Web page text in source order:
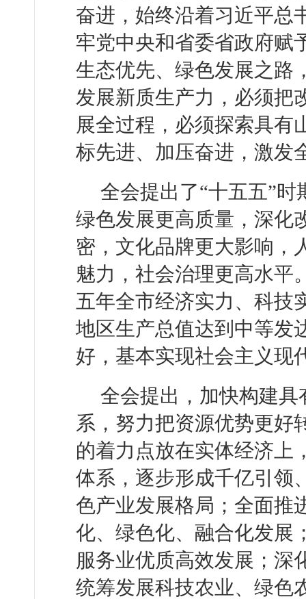
奋进，始终沿着习近平总
牢党中央和省委省政府赋
生态优先、绿色发展之路
发展新质生产力，必须把
展全过程，必须探索具有
标先进、加压奋进，激发
全会提出了“十五五”
绿色发展更高质量，深化
密，文化品牌更大影响，
魅力，社会治理更高水平
五年全市经济实力、科技
地区生产总值达到中等发
好，基本实现社会主义现
全会提出，加快构建
系，努力把资源优势更好
的着力点放在实体经济上
体系，逐步形成千亿引领
色产业发展格局；全面推
化、绿色化、融合化发展
服务业优质高效发展；深
统筹发展科技农业、绿色